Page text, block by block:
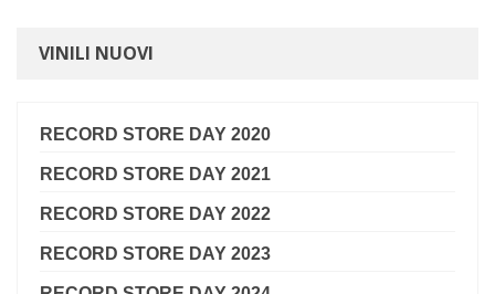
VINILI NUOVI
RECORD STORE DAY 2020
RECORD STORE DAY 2021
RECORD STORE DAY 2022
RECORD STORE DAY 2023